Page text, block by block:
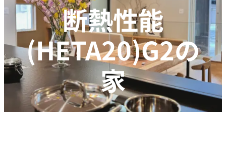
断熱性能
(HETA20)G2の
家